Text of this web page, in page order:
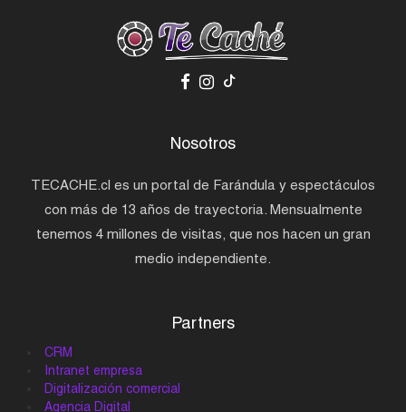
Nosotros
TECACHE.cl es un portal de Farándula y espectáculos
con más de 13 años de trayectoria. Mensualmente
tenemos 4 millones de visitas, que nos hacen un gran
medio independiente.
Partners
CRM
Intranet empresa
Digitalización comercial
Agencia Digital